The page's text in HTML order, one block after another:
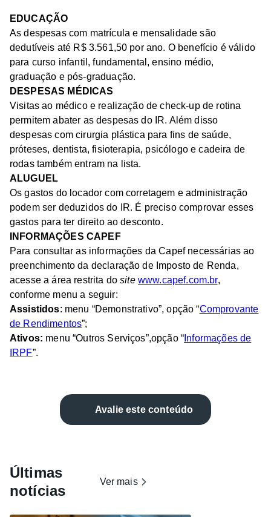
EDUCAÇÃO
As despesas com matrícula e mensalidade são
dedutíveis até R$ 3.561,50 por ano. O benefício é válido
para curso infantil, fundamental, ensino médio,
graduação e pós-graduação.
DESPESAS MÉDICAS
Visitas ao médico e realização de check-up de rotina
permitem abater as despesas do IR. Além disso
despesas com cirurgia plástica para fins de saúde,
próteses, dentista, fisioterapia, psicólogo e cadeira de
rodas também entram na lista.
ALUGUEL
Os gastos do locador com corretagem e administração
podem ser deduzidos do IR. É preciso comprovar esses
gastos para ter direito ao desconto.
INFORMAÇÕES CAPEF
Para consultar as informações da Capef necessárias ao
preenchimento da declaração de Imposto de Renda,
acesse a área restrita dosite www.capef.com.br,
conforme menu a seguir:
Assistidos: menu “Demonstrativo”, opção “Comprovante
de Rendimentos”;
Ativos: menu “Outros Serviços”,opção “ Informações de
IRPF”.
Avalie este conteúdo
Últimas
notícias
Ver mais